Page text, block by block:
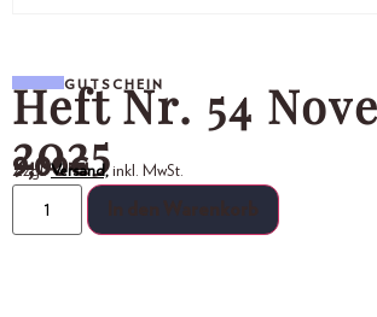
GUTSCHEIN
Heft Nr. 54
2025
9,00€
Zzgl.Versand,inkl. MwSt.